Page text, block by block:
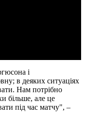
і
в деяких ситуаціях
Нам потрібно
більше, але це
під час матчу", –